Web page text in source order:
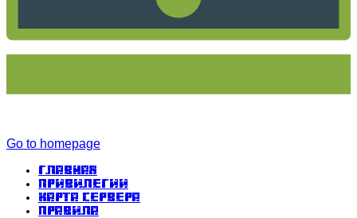
Go to homepage
Главная
Привилегии
Карта сервера
Правила